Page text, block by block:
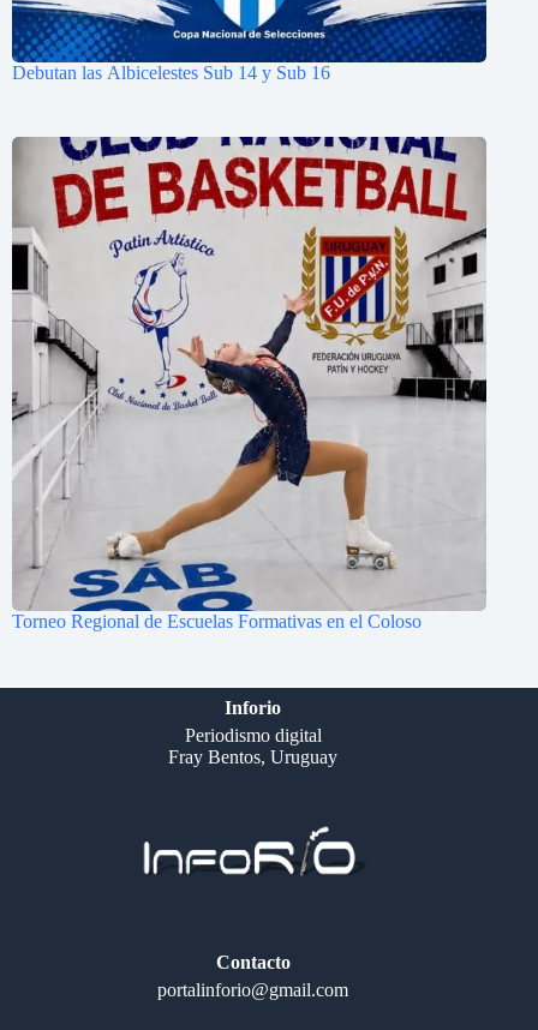
Debutan las Albicelestes Sub 14 y Sub 16
Torneo Regional de Escuelas Formativas en el Coloso
Inforio
Periodismo digital
Fray Bentos, Uruguay
Contacto
portalinforio@gmail.com